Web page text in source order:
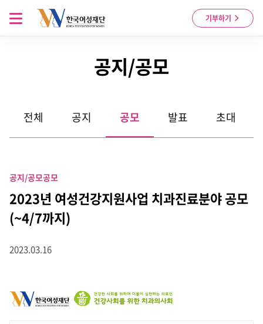
Skip to content
기부하기
메뉴 열기
공지/공모
전체 공지 공모 발표 초대
공지/공모공모
2023년 여성건강지원사업 치과진료분야 공모
(~4/7까지)
2023.03.16